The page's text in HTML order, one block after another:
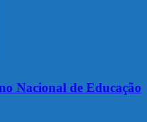
Nacional de Educação